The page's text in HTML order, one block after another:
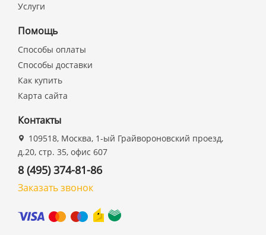
Услуги
Помощь
Способы оплаты
Способы доставки
Как купить
Карта сайта
Контакты
109518, Москва, 1-ый Грайвороновский проезд,
д.20, стр. 35, офис 607
8 (495) 374-81-86
Заказать звонок